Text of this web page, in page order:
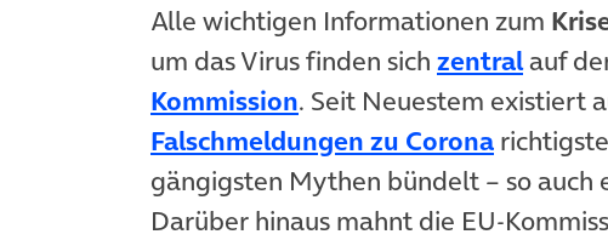
Alle wichtigen Informationen zum
um das Virus finden sich zentralauf
Kommission(öffnet in neuem Tab)
. Seit Neuestem existiert
Falschmeldungen zu Corona(öffnet
gängigsten Mythen bündelt – so auch
Darüber hinaus mahnt die EU-